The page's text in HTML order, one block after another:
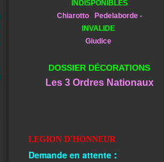
INDISPONIBLES
Chiarotto Pedelaborde -
INVALIDE
Giudice
DOSSIER DÉCORATIONS
Les 3 Ordres Nationaux
LEGION D'HONNEUR
Demande en attente :